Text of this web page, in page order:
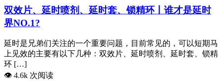
双效片、延时喷剂、延时套、锁精环丨谁才是延时
界NO.1?
延时是兄弟们关注的一个重要问题，目前常见的，可以短期马
上见效的主要有以下几种：双效片、延时喷剂、延时套、锁精
环 […]
👁️ 4.6k 次阅读